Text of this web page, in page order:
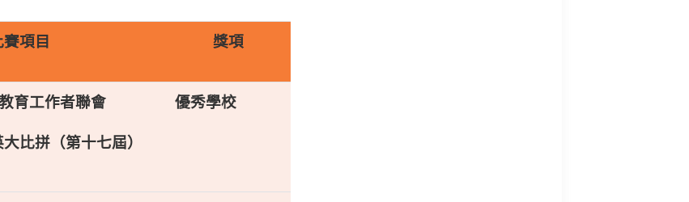
項目 獎項
育工作者聯會
比拼（第十七屆）
優秀學校